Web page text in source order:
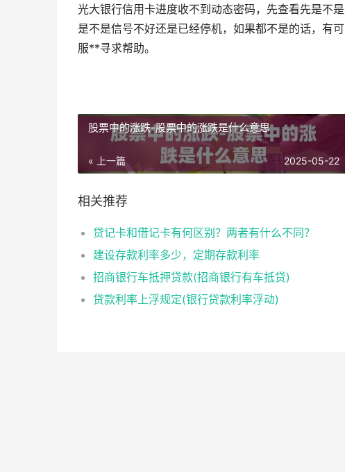
光大银行信用卡进度收不到动态密码，先查看先是不
是不是信号不好还是已经停机，如果都不是的话，有
服**寻求帮助。
股票中的涨跌-股票中的涨跌是什么意思
« 上一篇 2025-05-22
相关推荐
贷记卡和借记卡有何区别？两者有什么不同？
建设存款利率多少，定期存款利率
招商银行车抵押贷款(招商银行有车抵贷)
贷款利率上浮规定(银行贷款利率浮动)